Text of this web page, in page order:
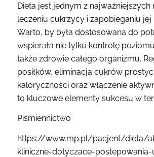
Dieta jest jednym z najważniejszych
leczeniu cukrzycy i zapobieganiu jej
Warto, by była dostosowana do
wspierała nie tylko kontrolę
także zdrowie całego organizmu.
posiłków, eliminacja cukrów
kaloryczności oraz włączenie
to kluczowe elementy sukcesu w
Piśmiennictwo
https://www.mp.pl/pacjent/dieta/
kliniczne-dotyczace-